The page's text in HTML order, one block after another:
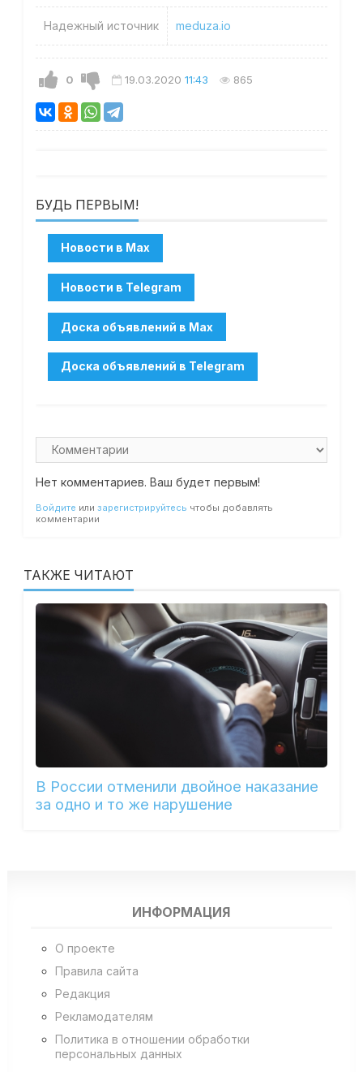
Надежный источник meduza.io
0 19.03.2020 11:43 865
БУДЬ ПЕРВЫМ!
Нет комментариев. Ваш будет первым!
Войдите или зарегистрируйтесь чтобы добавлять
комментарии
ТАКЖЕ ЧИТАЮТ
В России отменили двойное наказание
за одно и то же нарушение
ИНФОРМАЦИЯ
О проекте
Правила сайта
Редакция
Рекламодателям
Политика в отношении обработки
персональных данных